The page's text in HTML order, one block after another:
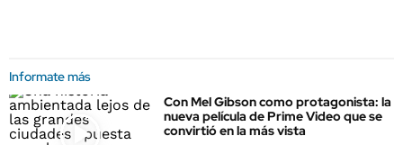
Informate más
Con Mel Gibson como protagonista: la
nueva película de Prime Video que se
convirtió en la más vista